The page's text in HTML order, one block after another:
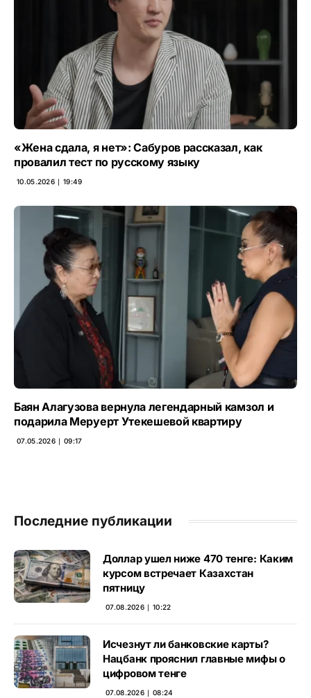
«Жена сдала, я нет»: Сабуров рассказал, как
провалил тест по русскому языку
10.05.2026 ∣ 19:49
Баян Алагузова вернула легендарный камзол и
подарила Меруерт Утекешевой квартиру
07.05.2026 ∣ 09:17
Последние публикации
Доллар ушел ниже 470 тенге: Каким
курсом встречает Казахстан
пятницу
07.08.2026 ∣ 10:22
Исчезнут ли банковские карты?
Нацбанк прояснил главные мифы о
цифровом тенге
07.08.2026 ∣ 08:24